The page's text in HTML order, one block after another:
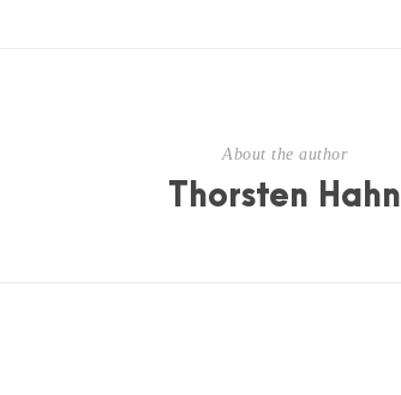
About the author
Thorsten Hahn